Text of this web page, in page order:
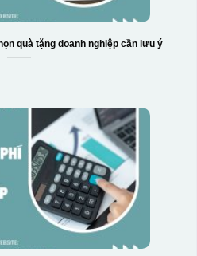
quà tặng doanh nghiệp cần lưu ý